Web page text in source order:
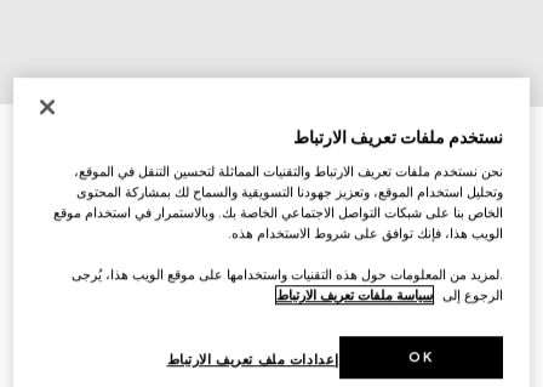
سوار مزيّن بشعار G المتشابك المستدير المطلي بالمينا
تنويعاتجلد باللون الأصفر الخردلي
نستخدم ملفات تعريف الارتباط
نحن نستخدم ملفات تعريف الارتباط والتقنيات المماثلة لتحسين التنقل في الموقع،
وتحليل استخدام الموقع، وتعزيز جهودنا التسويقية والسماح لك بمشاركة المحتوى
الخاص بنا على شبكات التواصل الاجتماعي الخاصة بك. وبالاستمرار في استخدام موقع
الويب هذا، فإنك توافق على شروط الاستخدام هذه.
.لمزيد من المعلومات حول هذه التقنيات واستخدامها على موقع الويب هذا، يُرجى
الرجوع إلى سياسة ملفات تعريف الارتباط
إعدادات ملف تعريف الارتباط OK